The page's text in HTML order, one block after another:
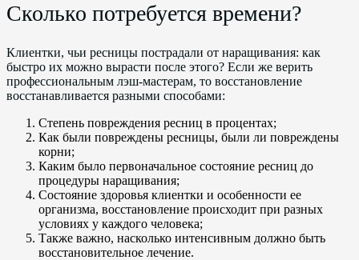
Сколько потребуется времени?
Клиентки, чьи ресницы пострадали от наращивания: как
быстро их можно вырасти после этого? Если же верить
профессиональным лэш-мастерам, то восстановление
восстанавливается разными способами:
Степень повреждения ресниц в процентах;
Как были повреждены ресницы, были ли повреждены
корни;
Каким было первоначальное состояние ресниц до
процедуры наращивания;
Состояние здоровья клиентки и особенности ее
организма, восстановление происходит при разных
условиях у каждого человека;
Также важно, насколько интенсивным должно быть
восстановительное лечение.